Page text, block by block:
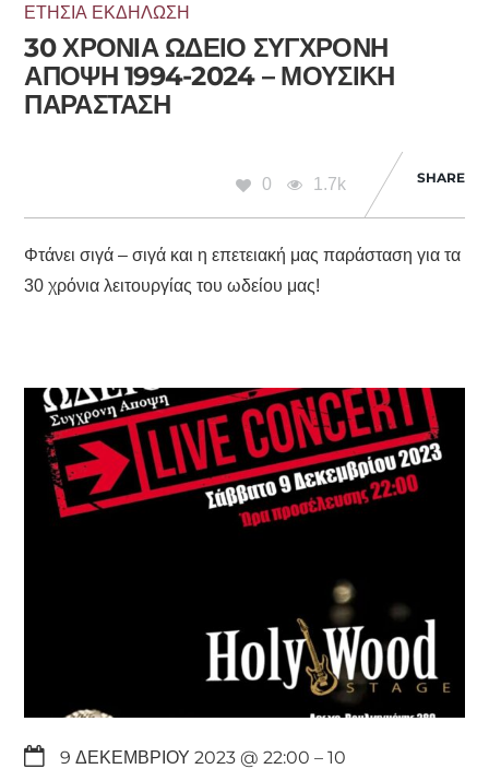
ΕΤΉΣΙΑ ΕΚΔΉΛΩΣΗ
30 ΧΡΟΝΙΑ ΩΔΕΙΟ ΣΥΓΧΡΟΝΗ
ΑΠΟΨΗ 1994-2024 – ΜΟΥΣΙΚΗ
ΠΑΡΑΣΤΑΣΗ
0 1.7k SHARE
Φτάνει σιγά – σιγά και η επετειακή μας παράσταση για τα
30 χρόνια λειτουργίας του ωδείου μας!
9 ΔΕΚΕΜΒΡΊΟΥ 2023 @ 22:00– 10